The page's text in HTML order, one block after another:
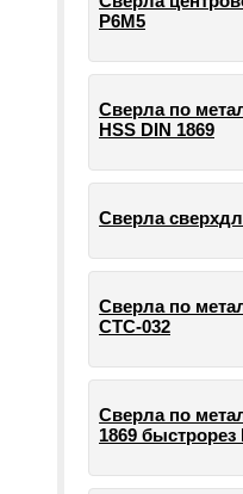
Р6М5
Сверла по
HSS DIN 1869
Сверла
Сверла по
СТС-032
Сверла по
1869